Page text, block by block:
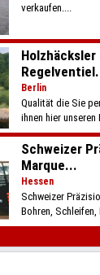
verkaufen....
Berlin
Qualität die Sie
ihnen hier
Schweizer
Marque...
Hessen
Schweizer
Bohren, Schleifen,